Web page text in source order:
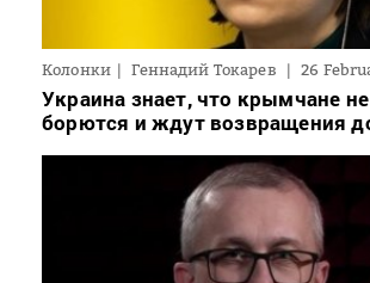
Колонки Геннадий Токарев 26
Украина знает, что крымчане
борются и ждут возвращения